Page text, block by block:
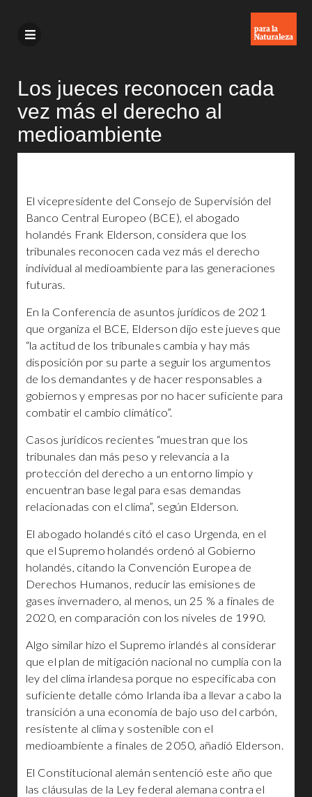
Los jueces reconocen cada
vez más el derecho al
medioambiente
El vicepresidente del Consejo de Supervisión del
Banco Central Europeo (BCE), el abogado
holandés Frank Elderson, considera que los
tribunales reconocen cada vez más el derecho
individual al medioambiente para las generaciones
futuras.
En la Conferencia de asuntos jurídicos de 2021
que organiza el BCE, Elderson dijo este jueves que
“la actitud de los tribunales cambia y hay más
disposición por su parte a seguir los argumentos
de los demandantes y de hacer responsables a
gobiernos y empresas por no hacer suficiente para
combatir el cambio climático”.
Casos jurídicos recientes “muestran que los
tribunales dan más peso y relevancia a la
protección del derecho a un entorno limpio y
encuentran base legal para esas demandas
relacionadas con el clima”, según Elderson.
El abogado holandés citó el caso Urgenda, en el
que el Supremo holandés ordenó al Gobierno
holandés, citando la Convención Europea de
Derechos Humanos, reducir las emisiones de
gases invernadero, al menos, un 25 % a finales de
2020, en comparación con los niveles de 1990.
Algo similar hizo el Supremo irlandés al considerar
que el plan de mitigación nacional no cumplía con la
ley del clima irlandesa porque no especificaba con
suficiente detalle cómo Irlanda iba a llevar a cabo la
transición a una economía de bajo uso del carbón,
resistente al clima y sostenible con el
medioambiente a finales de 2050, añadió Elderson.
El Constitucional alemán sentenció este año que
las cláusulas de la Ley federal alemana contra el